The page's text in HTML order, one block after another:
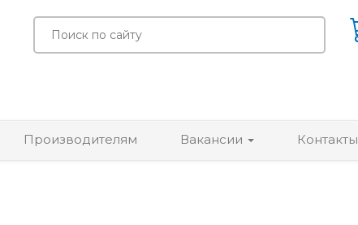
Производителям Вакансии Контакты